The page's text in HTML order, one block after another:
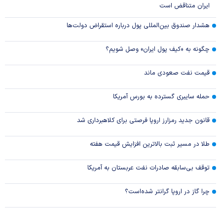
ایران متناقض است
هشدار صندوق بین‌المللی پول درباره استقراض دولت‌ها
چگونه به «کیف پول ایران» وصل شویم؟
قیمت نفت صعودی ماند
حمله سایبری گسترده به بورس آمریکا
قانون جدید رمزارز اروپا فرصتی برای کلاهبرداری شد
طلا در مسیر ثبت بالاترین افزایش قیمت هفته
توقف بی‌سابقه صادرات نفت عربستان به آمریکا
چرا گاز در اروپا گرانتر شده‌است؟